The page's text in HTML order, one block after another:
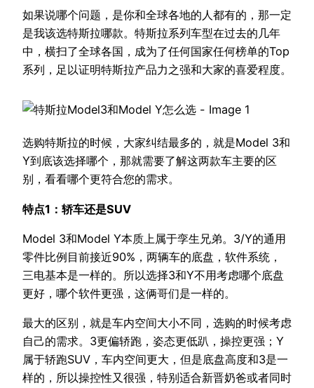
如果说哪个问题，是你和全球各地的人都有的，那一定
是我该选特斯拉哪款。特斯拉系列车型在过去的几年
中，横扫了全球各国，成为了任何国家任何榜单的Top
系列，足以证明特斯拉产品力之强和大家的喜爱程度。
选购特斯拉的时候，大家纠结最多的，就是Model 3和
Y到底该选择哪个，那就需要了解这两款车主要的区
别，看看哪个更符合您的需求。
特点1：轿车还是SUV
Model 3和Model Y本质上属于孪生兄弟。3/Y的通用
零件比例目前接近90%，两辆车的底盘，软件系统，
三电基本是一样的。所以选择3和Y不用考虑哪个底盘
更好，哪个软件更强，这俩哥们是一样的。
最大的区别，就是车内空间大小不同，选购的时候考虑
自己的需求。3更偏轿跑，姿态更低趴，操控更强；Y
属于轿跑SUV，车内空间更大，但是底盘高度和3是一
样的，所以操控性又很强，特别适合新晋奶爸或者同时